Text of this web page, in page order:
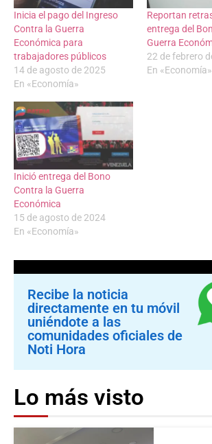
Inicia el pago del Ingreso
Contra la Guerra
Económica para
trabajadores públicos
14 de agosto de 2025
En «Economía»
Reportan
entrega del
Guerra
22 de febrero
En «Economía»
Inició entrega del Bono
Contra la Guerra
Económica
15 de agosto de 2024
En «Economía»
Recibe la noticia
directamente en tu móvil
uniéndote a las
comunidades oficiales de
Noti Hora
Lo más visto